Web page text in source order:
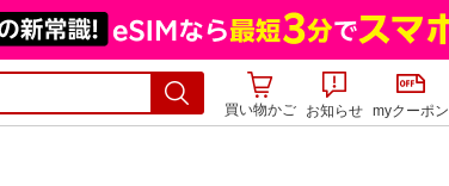
買い物かご お知らせ myクーポン